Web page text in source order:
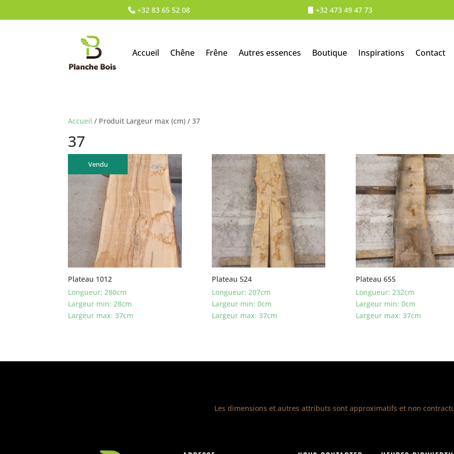
+32 83 65 52 08 +32 473 49 47 73
Accueil Chêne Frêne Autres essences Boutique Inspirations Contact
Accueil / Produit Largeur max (cm) / 37
37
Vendu
Plateau 1012
Longueur: 280cm
Largeur min: 28cm
Largeur max: 37cm
Plateau 524
Longueur: 207cm
Largeur min: 0cm
Largeur max: 37cm
Plateau 655
Longueur: 232cm
Largeur min: 0cm
Largeur max: 37cm
Les dimensions et autres attributs sont approximatifs et non